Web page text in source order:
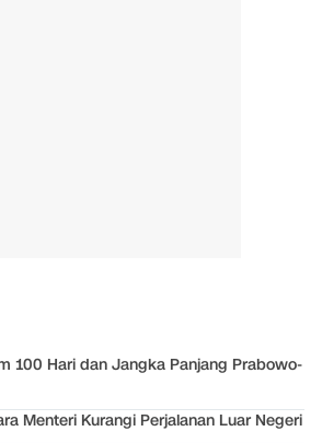
100 Hari dan Jangka Panjang Prabowo-
Menteri Kurangi Perjalanan Luar Negeri